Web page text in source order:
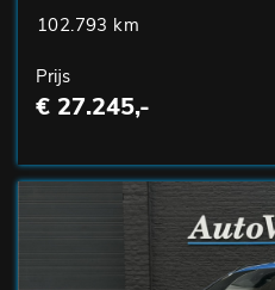
102.793 km
Prijs
€ 27.245,-